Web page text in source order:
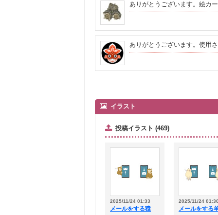
ありがとうございます。絵カ
ありがとうございます。使用
イラスト
投稿イラスト (469)
2025/11/24 01:33
メールをする猿
2025/11/24
メールをする